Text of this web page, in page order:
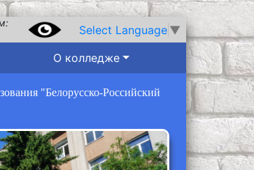
Select Language ▼
О колледже
"Белорусско-Российский